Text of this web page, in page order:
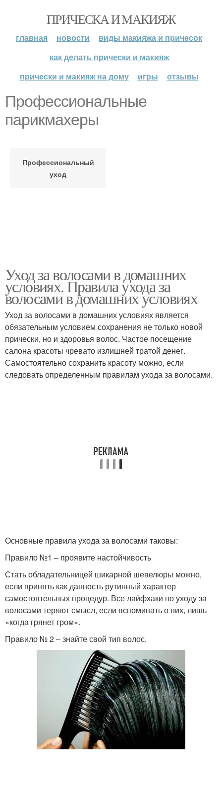
ПРИЧЕСКА И МАКИЯЖ
главная новости
виды макияжа и причесок
как делать прически и макияж
прически и макияж на дому
игры отзывы
Профессиональные
парикмахеры
Профессиональный
уход
Уход за волосами в домашних
условиях. Правила ухода за
волосами в домашних условиях
Уход за волосами в домашних условиях является
обязательным условием сохранения не только новой
прически, но и здоровья волос. Частое посещение
салона красоты чревато излишней тратой денег.
Самостоятельно сохранить красоту можно, если
следовать определенным правилам ухода за волосами.
Основные правила ухода за волосами таковы:
Правило №1 – проявите настойчивость
Стать обладательницей шикарной шевелюры можно,
если принять как данность рутинный характер
самостоятельных процедур. Все лайфхаки по уходу за
волосами теряют смысл, если вспоминать о них, лишь
«когда грянет гром».
Правило № 2 – знайте свой тип волос.